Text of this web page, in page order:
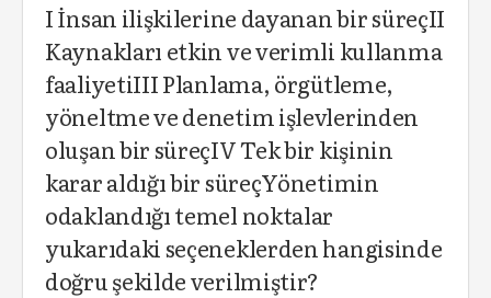
I İnsan ilişkilerine dayanan bir süreçII
Kaynakları etkin ve verimli kullanma
faaliyetiIII Planlama, örgütleme,
yöneltme ve denetim işlevlerinden
oluşan bir süreçIV Tek bir kişinin
karar aldığı bir süreçYönetimin
odaklandığı temel noktalar
yukarıdaki seçeneklerden hangisinde
doğru şekilde verilmiştir?